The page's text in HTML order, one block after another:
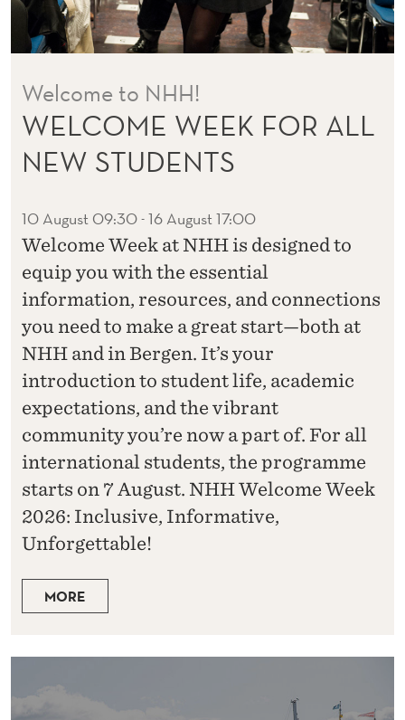
Welcome to NHH!
WELCOME WEEK FOR ALL
NEW STUDENTS
10 August 09:30 - 16 August 17:00
Welcome Week at NHH is designed to
equip you with the essential
information, resources, and connections
you need to make a great start—both at
NHH and in Bergen. It’s your
introduction to student life, academic
expectations, and the vibrant
community you’re now a part of. For all
international students, the programme
starts on 7 August. NHH Welcome Week
2026: Inclusive, Informative,
Unforgettable!
MORE